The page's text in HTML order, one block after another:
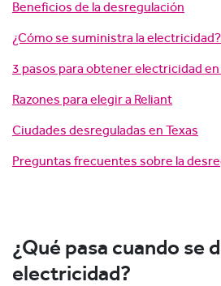
Beneficios de la desregulación
¿Cómo se suministra la electricidad?
3 pasos para obtener electricidad
Razones para elegir a Reliant
Ciudades desreguladas en Texas
Preguntas frecuentes sobre la
¿Qué pasa cuando se
electricidad?